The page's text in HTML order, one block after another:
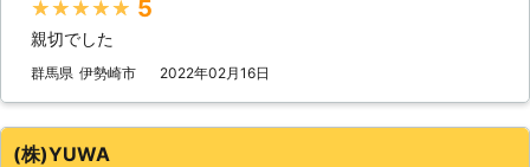
す。もしも伐採に興味を持たれました
★★★★★ 5
親切でした
群馬県 伊勢崎市 2022年02月16日
(株)YUWA